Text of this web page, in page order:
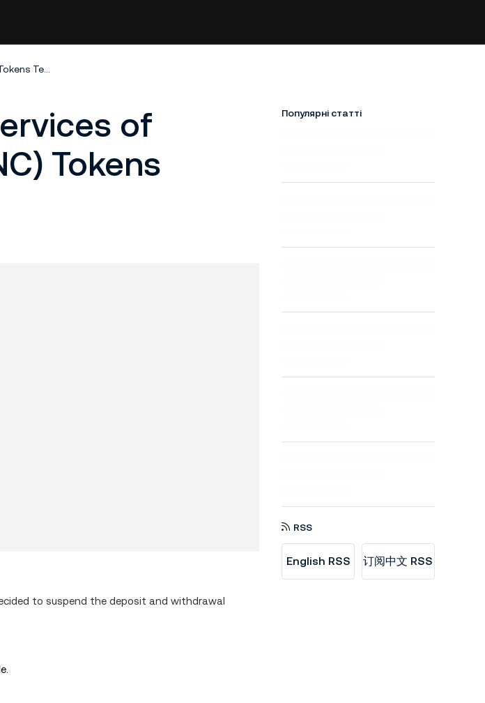
Deposit and Withdrawal Services of Mainnet Terra Classic (LUNC) Tokens Temporarily Closed
of
Tokens
to suspend the deposit and withdrawal
Популярні статті
RSS
English RSS 订阅中文 RSS